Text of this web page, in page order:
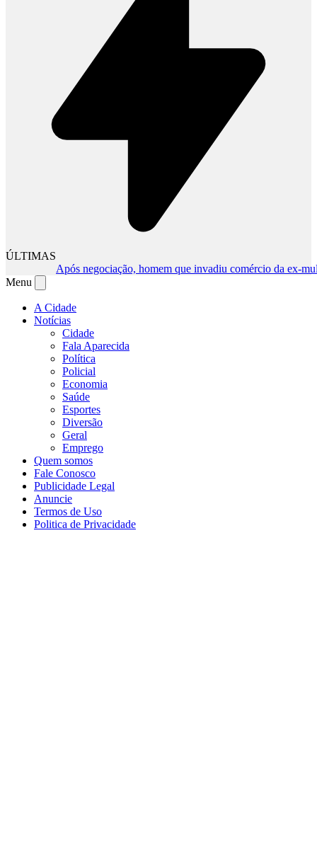
ÚLTIMAS
Após negociação, homem que invadiu comércio da ex-mulher
Menu
A Cidade
Notícias
Cidade
Fala Aparecida
Política
Policial
Economia
Saúde
Esportes
Diversão
Geral
Emprego
Quem somos
Fale Conosco
Publicidade Legal
Anuncie
Termos de Uso
Politica de Privacidade